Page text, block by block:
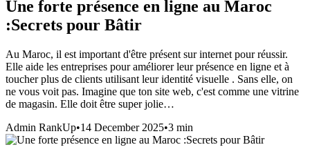
Une forte présence en ligne au Maroc
:Secrets pour Bâtir
Au Maroc, il est important d'être présent sur internet pour réussir.
Elle aide les entreprises pour améliorer leur présence en ligne et à
toucher plus de clients utilisant leur identité visuelle . Sans elle, on
ne vous voit pas. Imagine que ton site web, c'est comme une vitrine
de magasin. Elle doit être super jolie…
Admin RankUp•14 December 2025•3 min